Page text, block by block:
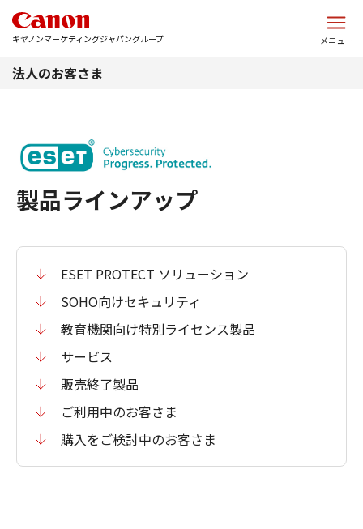
キヤノンマーケティングジャパングループ メニュー
法人のお客さま
製品ラインアップ
ESET PROTECT ソリューション
SOHO向けセキュリティ
教育機関向け特別ライセンス製品
サービス
販売終了製品
ご利用中のお客さま
購入をご検討中のお客さま